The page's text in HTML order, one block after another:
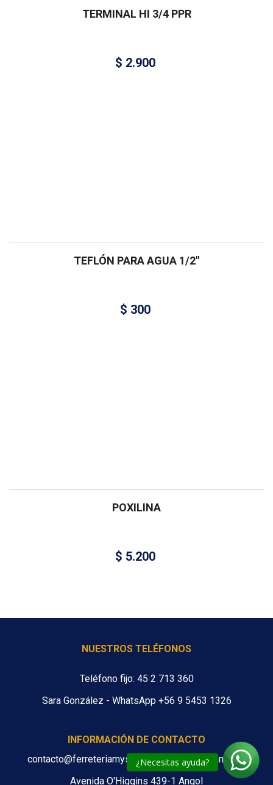
¿Necesitas ayuda?
TERMINAL HI 3/4 PPR
$ 2.900
TEFLÓN PARA AGUA 1/2″
$ 300
POXILINA
$ 5.200
NUESTROS TELÉFONOS
Teléfono fijo: 45 2 713 360
Sara González - WhatsApp +56 9 5453 1326
INFORMACIÓN DE CONTACTO
contacto@ferreteriamys.cl ventas@ferreteriamys.cl
Avenida O'Higgins 439-1 Angol